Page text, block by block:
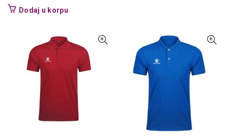
Dodaj u korpu
varijanti.
Opcije
mogu
biti
na
stranici
proizvoda.